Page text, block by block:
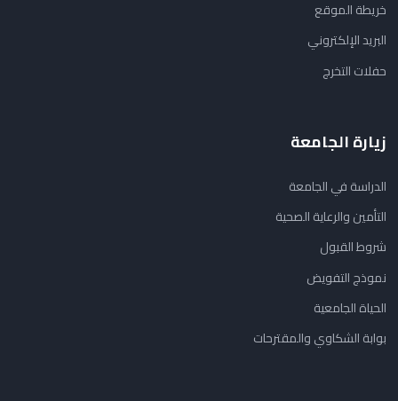
خريطة الموقع
البريد الإلكتروني
حفلات التخرج
زيارة الجامعة
الدراسة في الجامعة
التأمين والرعاية الصحية
شروط القبول
نموذج التفويض
الحياة الجامعية
بوابة الشكاوي والمقترحات